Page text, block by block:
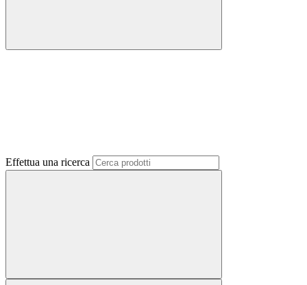
Effettua una ricerca